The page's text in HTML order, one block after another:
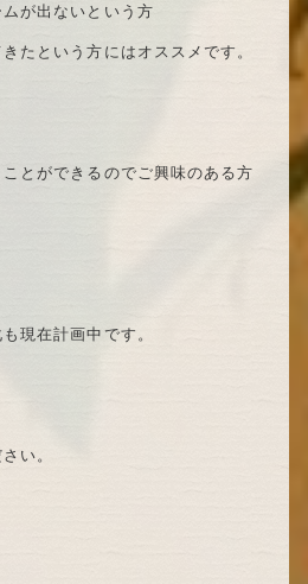
が出ないという方
たという方にはオススメです。
とができるのでご興味のある方
現在計画中です。
い。